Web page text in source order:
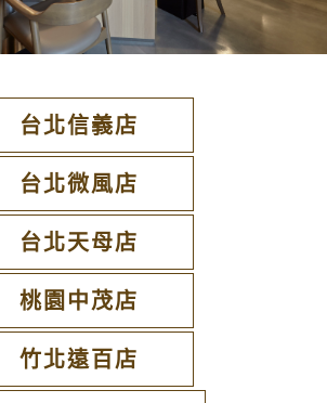
台北信義店
台北微風店
台北天母店
桃園中茂店
竹北遠百店